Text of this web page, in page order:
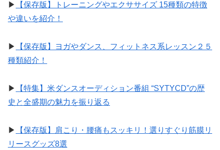
▶︎
【保存版】トレーニングやエクササイズ 15種類の特徴
や違いを紹介！
▶︎
【保存版】ヨガやダンス、フィットネス系レッスン２５
種類紹介！
▶︎
【特集】米ダンスオーディション番組 “SYTYCD”の歴
史と全盛期の魅力を振り返る
▶︎
【保存版】肩こり・腰痛もスッキリ！選りすぐり筋膜リ
リースグッズ8選